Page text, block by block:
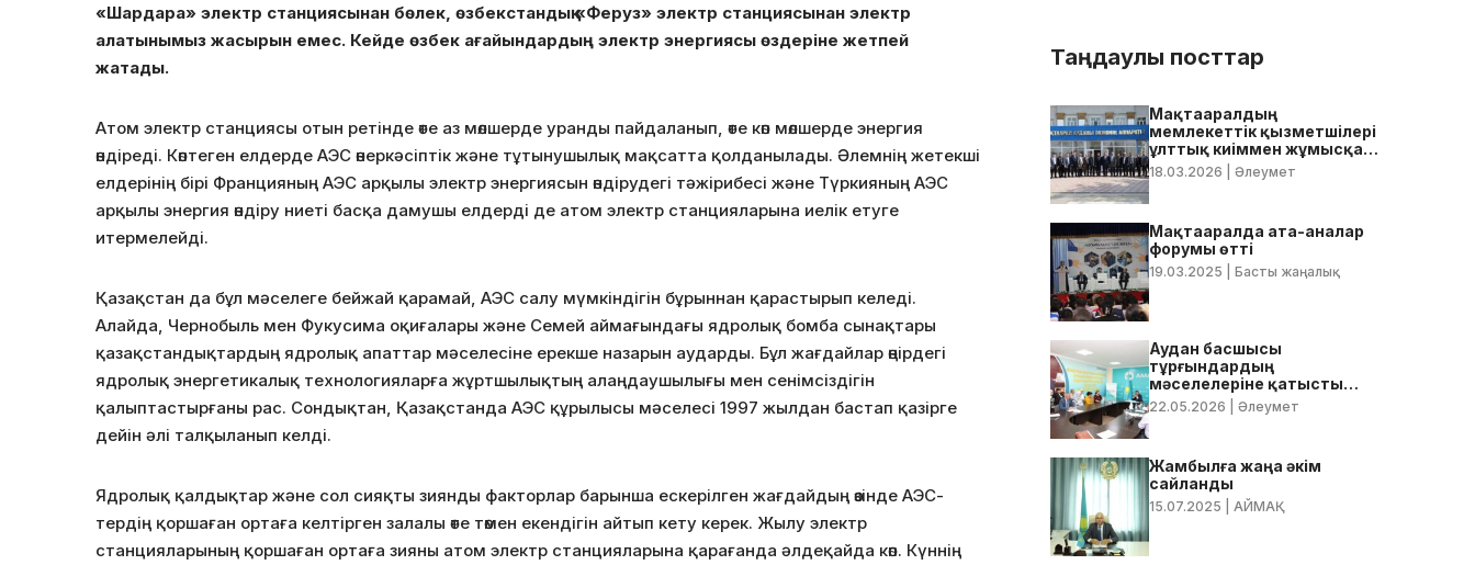
«Шардара» электр станциясынан бөлек, өзбекстандық «Феруз» электр станциясынан электр
алатынымыз жасырын емес. Кейде өзбек ағайындардың электр энергиясы өздеріне жетпей
жатады.
Атом электр станциясы отын ретінде өте аз мөлшерде уранды пайдаланып, өте көп мөлшерде энергия
өндіреді. Көптеген елдерде АЭС өнеркәсіптік және тұтынушылық мақсатта қолданылады. Әлемнің жетекші
елдерінің бірі Францияның АЭС арқылы электр энергиясын өндірудегі тәжірибесі және Түркияның АЭС
арқылы энергия өндіру ниеті басқа дамушы елдерді де атом электр станцияларына иелік етуге
итермелейді.
Қазақстан да бұл мәселеге бейжай қарамай, АЭС салу мүмкіндігін бұрыннан қарастырып келеді.
Алайда, Чернобыль мен Фукусима оқиғалары және Семей аймағындағы ядролық бомба сынақтары
қазақстандықтардың ядролық апаттар мәселесіне ерекше назарын аударды. Бұл жағдайлар өңірдегі
ядролық энергетикалық технологияларға жұртшылықтың алаңдаушылығы мен сенімсіздігін
қалыптастырғаны рас. Сондықтан, Қазақстанда АЭС құрылысы мәселесі 1997 жылдан бастап қазірге
дейін әлі талқыланып келді.
Ядролық қалдықтар және сол сияқты зиянды факторлар барынша ескерілген жағдайдың өзінде АЭС-
тердің қоршаған ортаға келтірген залалы өте төмен екендігін айтып кету керек. Жылу электр
станцияларының қоршаған ортаға зияны атом электр станцияларына қарағанда әлдеқайда көп. Күннің
Таңдаулы посттар
Мақтааралдың
мемлекеттік қызметшілері
ұлттық киіммен жұмысқа
келді
18.03.2026 | Әлеумет
Мақтааралда ата-аналар
форумы өтті
19.03.2025 | Басты жаңалық
Аудан басшысы
тұрғындардың
мәселелеріне қатысты
нақты тапсырмалар берді
22.05.2026 | Әлеумет
Жамбылға жаңа әкім
сайланды
15.07.2025 | АЙМАҚ